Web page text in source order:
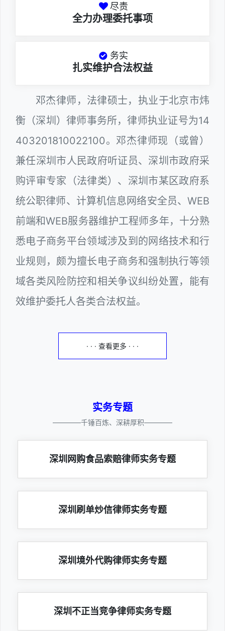
尽责
全力办理委托事项
务实
扎实维护合法权益
邓杰律师，法律硕士，执业于北京市炜
衡（深圳）律师事务所，律师执业证号为14
403201810022100。邓杰律师现（或曾）
兼任深圳市人民政府听证员、深圳市政府采
购评审专家（法律类）、深圳市某区政府系
统公职律师、计算机信息网络安全员、WEB
前端和WEB服务器维护工程师多年，十分熟
悉电子商务平台领域涉及到的网络技术和行
业规则，颇为擅长电子商务和强制执行等领
域各类风险防控和相关争议纠纷处置，能有
效维护委托人各类合法权益。
· · · 查看更多 · · ·
实务专题
————千锤百炼、深耕厚积————
深圳网购食品索赔律师实务专题
深圳刷单炒信律师实务专题
深圳境外代购律师实务专题
深圳不正当竞争律师实务专题